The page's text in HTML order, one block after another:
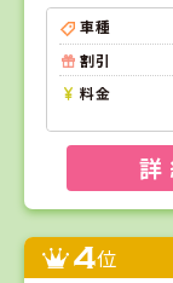
車種
割引
料金
詳
4位